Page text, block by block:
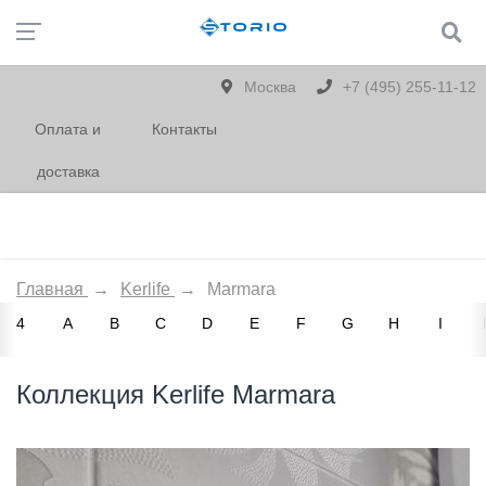
Москва +7 (495) 255-11-12
Оплата и
доставка
Контакты
Главная → Kerlife → Marmara
4 A B C D E F G H I
Коллекция Kerlife Marmara